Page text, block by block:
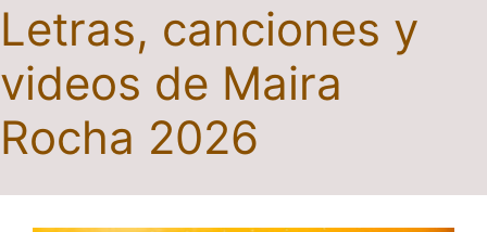
Letras, canciones y
videos de Maira
Rocha 2026